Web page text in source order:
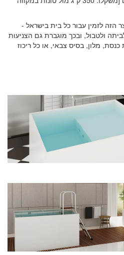
לזמין עבור כל בית בישראל -
ולטבול, ובכך מוגברת גם הצניעות
מלון, בסיס צבאי, או כל ריכוז